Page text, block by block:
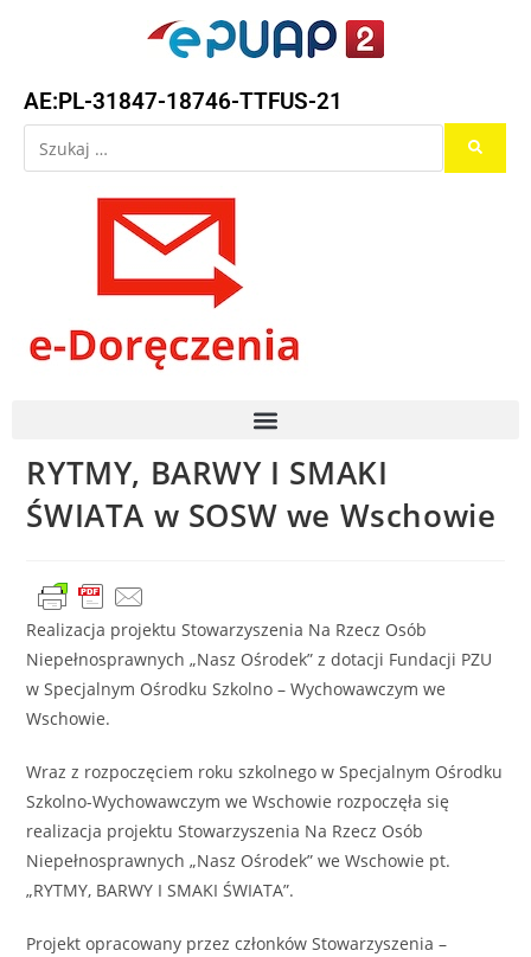
AE:PL-31847-18746-TTFUS-21
RYTMY, BARWY I SMAKI
ŚWIATA w SOSW we Wschowie
Realizacja projektu Stowarzyszenia Na Rzecz Osób
Niepełnosprawnych „Nasz Ośrodek” z dotacji Fundacji PZU
w Specjalnym Ośrodku Szkolno – Wychowawczym we
Wschowie.
Wraz z rozpoczęciem roku szkolnego w Specjalnym Ośrodku
Szkolno-Wychowawczym we Wschowie rozpoczęła się
realizacja projektu Stowarzyszenia Na Rzecz Osób
Niepełnosprawnych „Nasz Ośrodek” we Wschowie pt.
„RYTMY, BARWY I SMAKI ŚWIATA”.
Projekt opracowany przez członków Stowarzyszenia –